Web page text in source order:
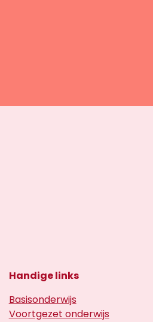
Handige links
Basisonderwijs
Voortgezet onderwijs